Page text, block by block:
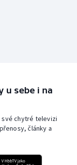
u sebe i na
své chytré televizi
články a